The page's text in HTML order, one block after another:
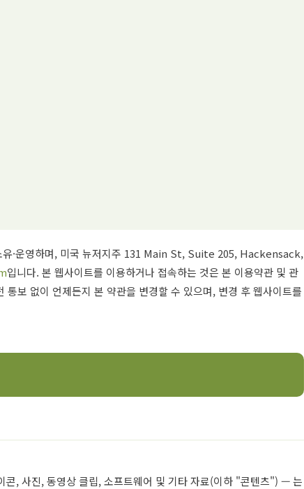
·운영하며, 미국 뉴저지주 131 Main St, Suite 205, Hackensack,
입니다. 본 웹사이트를 이용하거나 접속하는 것은 본 이용약관 및 관
보 없이 언제든지 본 약관을 변경할 수 있으며, 변경 후 웹사이트를
, 사진, 동영상 클립, 소프트웨어 및 기타 자료(이하 "콘텐츠") — 는